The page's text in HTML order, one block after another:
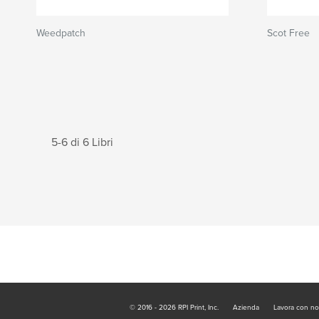
Weedpatch Scot Free
5-6 di 6 Libri
© 2016 - 2026 RPI Print, Inc. Azienda Lavora con